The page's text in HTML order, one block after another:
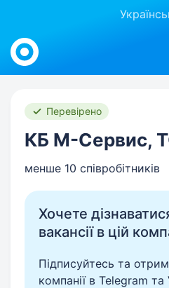
Work.ua
Перевірено
КБ М-Сервис,
менше 10 співробітників
Хочете
вакансії в цій
Підписуйтесь та
компанії в Telegram та